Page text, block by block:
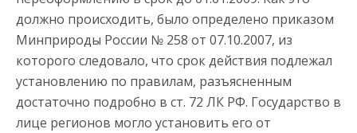
должно происходить, было определено приказом
Минприроды России № 258 от 07.10.2007, из
которого следовало, что срок действия подлежал
установлению по правилам, разъясненным
достаточно подробно в ст. 72 ЛК РФ. Государство в
лице регионов могло установить его от